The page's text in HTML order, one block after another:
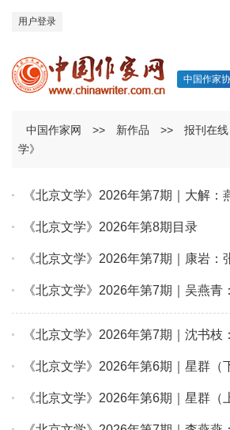
用户登录
中国作家
中国作家网 >> 新作品 >> 报刊在线
学》
《北京文学》2026年第7期｜大解：
《北京文学》2026年第8期目录
《北京文学》2026年第7期｜康岩：
《北京文学》2026年第7期｜吴燕青
《北京文学》2026年第7期｜沈书枝
《北京文学》2026年第6期｜星群（
《北京文学》2026年第6期｜星群（